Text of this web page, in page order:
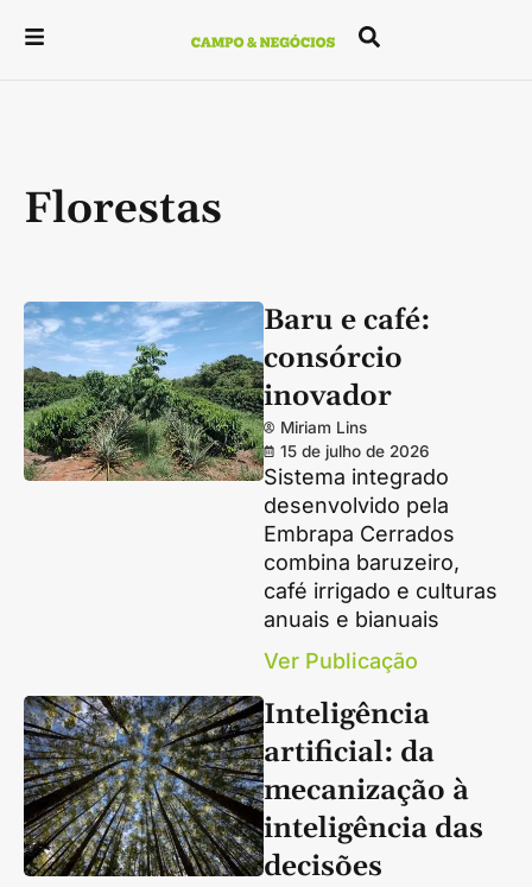
Florestas
Baru e café:
consórcio
inovador
Miriam Lins
15 de julho de 2026
Sistema integrado
desenvolvido pela
Embrapa Cerrados
combina baruzeiro,
café irrigado e culturas
anuais e bianuais
Ver Publicação
Inteligência
artificial: da
mecanização à
inteligência das
decisões